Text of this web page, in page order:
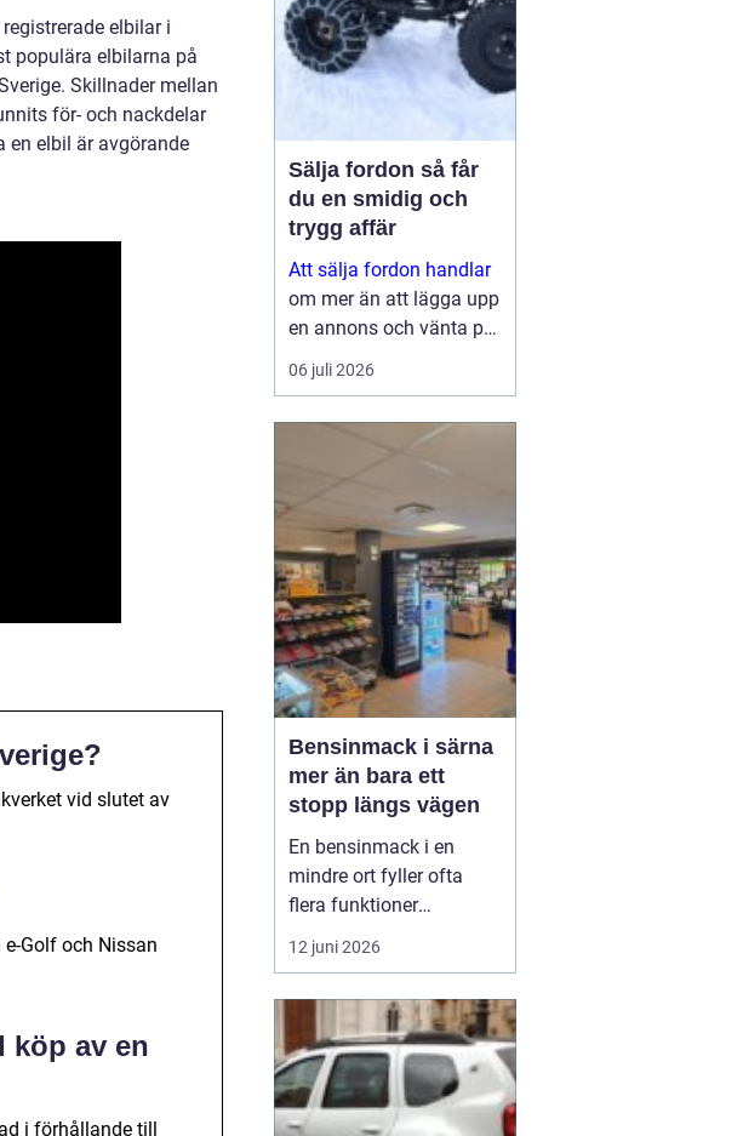
elbilar i
populära elbilarna på
Skillnader mellan
för- och nackdelar
en elbil är avgörande
vid slutet av
Golf och Nissan
köp av en
i förhållande till
de lova...
Sälja fordon så får
du en smidig och
trygg affär
Att sälja fordon handlar
om mer än att lägga upp
en annons och vänta på
svar. Många vill få en
bra peng för bilen,
snöskotern, men lika
viktigt är en säker affär,
snabb betalning oc...
06 juli 2026
Bensinmack i särna
mer än bara ett
stopp längs vägen
En bensinmack i en
mindre ort fyller ofta
flera funktioner
samtidigt. I Särna, mitt i
norra Dalarna, blir
knutpunkt för både
ortsbor och
genomresande. Här
handlar det om mer än
12 juni 2026